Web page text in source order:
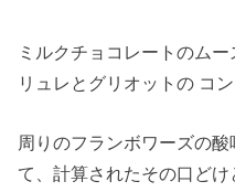
ミルクチョコレートのム
リュレとグリオットの コ
周りのフランボワーズの
て、計算されたその口ど